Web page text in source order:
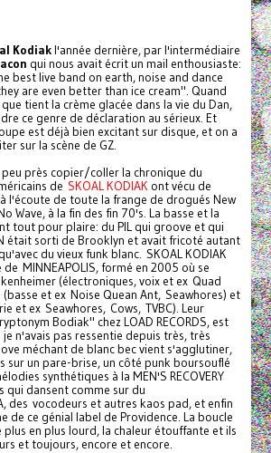
Kodiakl'année dernière, par l'intermédiaire
qui nous avait écrit un mail enthousiaste:
best live band on earth, noise and dance
are even better than ice cream". Quand
tient la crème glacée dans la vie du Dan,
ce genre de déclaration au sérieux. Et
est déjà bien excitant sur disque, et on a
sur la scène de GZ.
peu près copier/coller la chronique du
de SKOAL KODIAK ont vécu de
l'écoute de toute la frange de drogués New
Wave, à la fin des fin 70's. La basse et la
tout pour plaire: du PIL qui groove et qui
était sorti de Brooklyn et avait fricoté autant
du vieux funk blanc. SKOAL KODIAK
MINNEAPOLIS, formé en 2005 où se
(électroniques, voix et ex Quad
(basse et ex Noise Quean Ant, Seawhores) et
et ex Seawhores, Cows, TVBC). Leur
Bodiak" chez LOAD RECORDS, est
n'avais pas ressentie depuis très, très
méchant de blanc bec vient s'agglutiner,
sur un pare-brise, un côté punk boursouflé
synthétiques à la MEN'S RECOVERY
qui dansent comme sur du
des vocodeurs et autres kaos pad, et enfin
de ce génial label de Providence. La boucle
plus en plus lourd, la chaleur étouffante et ils
et toujours, encore et encore.